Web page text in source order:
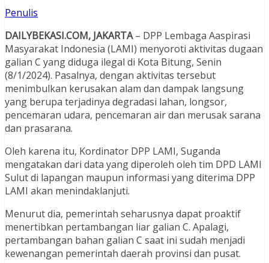
Penulis
DAILYBEKASI.COM, JAKARTA– DPP Lembaga Aaspirasi
Masyarakat Indonesia (LAMI) menyoroti aktivitas dugaan
galian C yang diduga ilegal di Kota Bitung, Senin
(8/1/2024). Pasalnya, dengan aktivitas tersebut
menimbulkan kerusakan alam dan dampak langsung
yang berupa terjadinya degradasi lahan, longsor,
pencemaran udara, pencemaran air dan merusak sarana
dan prasarana.
Oleh karena itu, Kordinator DPP LAMI, Suganda
mengatakan dari data yang diperoleh oleh tim DPD LAMI
Sulut di lapangan maupun informasi yang diterima DPP
LAMI akan menindaklanjuti.
Menurut dia, pemerintah seharusnya dapat proaktif
menertibkan pertambangan liar galian C. Apalagi,
pertambangan bahan galian C saat ini sudah menjadi
kewenangan pemerintah daerah provinsi dan pusat.